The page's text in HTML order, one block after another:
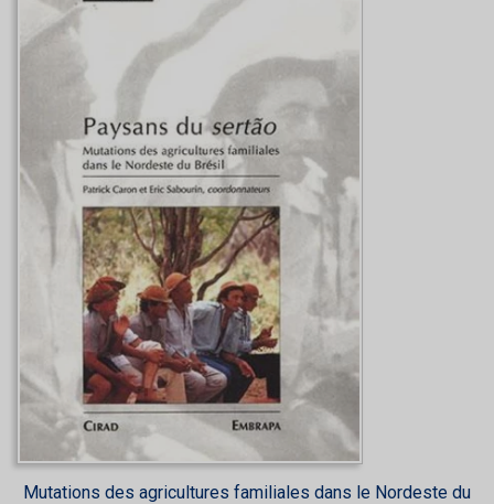
Mutations des agricultures familiales dans le Nordeste du